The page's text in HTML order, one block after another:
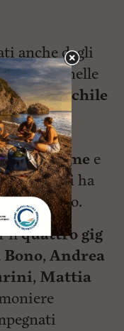
anche dagli
nelle
gig maschile
Lunadei,
e
ha
posto.
ilquattro gig
Bono,Andrea
,Mattia